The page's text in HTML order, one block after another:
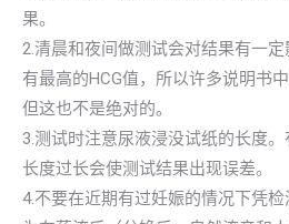
果。
2.清晨和夜间做测试会对结果有一
有最高的HCG值，所以许多说明书
但这也不是绝对的。
3.测试时注意尿液浸没试纸的长度
长度过长会使测试结果出现误差。
4.不要在近期有过妊娠的情况下凭